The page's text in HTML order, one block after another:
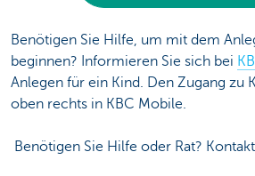
Benötigen Sie Hilfe, um mit dem
beginnen? Informieren Sie sich bei
Anlegen für ein Kind. Den Zugang zu
oben rechts in KBC Mobile.
Benötigen Sie Hilfe oder Rat? Kontakt